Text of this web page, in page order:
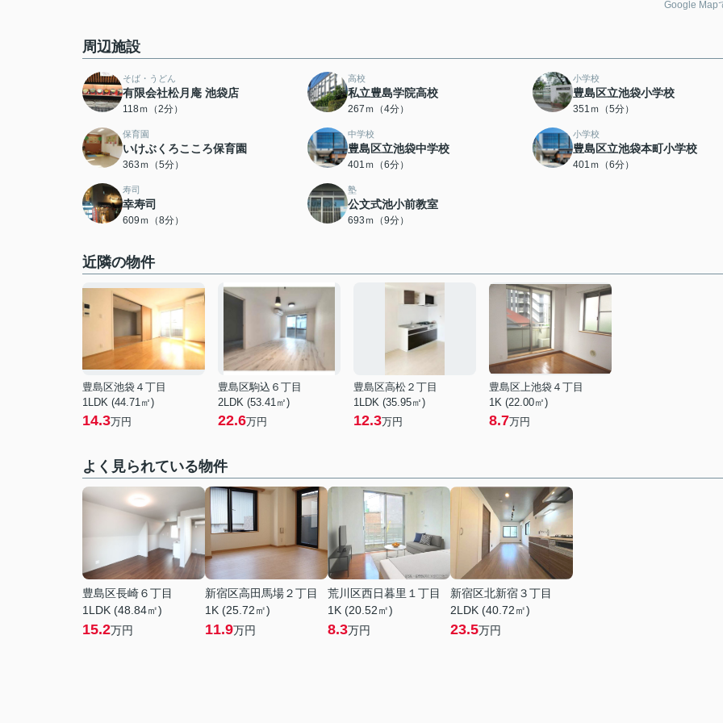
Google Map
周辺施設
そば・うどん
有限会社松月庵 池袋店
118ｍ（2分）
高校
私立豊島学院高校
267ｍ（4分）
小学校
豊島区立池袋小学校
351ｍ（5分）
保育園
いけぶくろこころ保育園
363ｍ（5分）
中学校
豊島区立池袋中学校
401ｍ（6分）
小学校
豊島区立池袋本町小学校
401ｍ（6分）
寿司
幸寿司
609ｍ（8分）
塾
公文式池小前教室
693ｍ（9分）
近隣の物件
豊島区池袋４丁目
1LDK (44.71㎡)
14.3万円
豊島区駒込６丁目
2LDK (53.41㎡)
22.6万円
豊島区高松２丁目
1LDK (35.95㎡)
12.3万円
豊島区上池袋４丁目
1K (22.00㎡)
8.7万円
よく見られている物件
豊島区長崎６丁目
1LDK (48.84㎡)
15.2万円
新宿区高田馬場２丁目
1K (25.72㎡)
11.9万円
荒川区西日暮里１丁目
1K (20.52㎡)
8.3万円
新宿区北新宿３丁目
2LDK (40.72㎡)
23.5万円